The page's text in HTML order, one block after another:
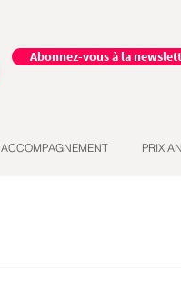
Abonnez-vous à la
ACCOMPAGNEMENT PRIX